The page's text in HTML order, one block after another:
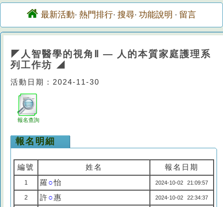
最新活動· 熱門排行· 搜尋· 功能說明 · 留言
◤人智醫學的視角Ⅱ — 人的本質家庭護理系
列工作坊 ◢
活動日期：2024-11-30
報名查詢
報名明細
編號 姓名 報名日期
1 羅 ○怡 2024-10-02 21:09:57
2 許○惠 2024-10-02 22:34:37